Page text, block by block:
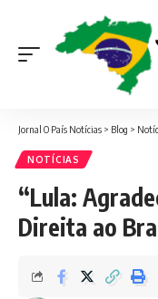
Jornal O País Notícias > Blog >
NOTÍCIAS
“Lula:
Direita ao